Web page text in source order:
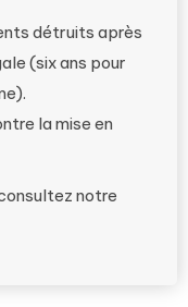
détruits après
(six ans pour
la mise en
notre